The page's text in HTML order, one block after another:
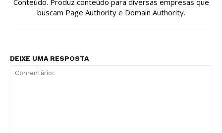
buscam Page Authority e Domain Authority.
DEIXE UMA RESPOSTA